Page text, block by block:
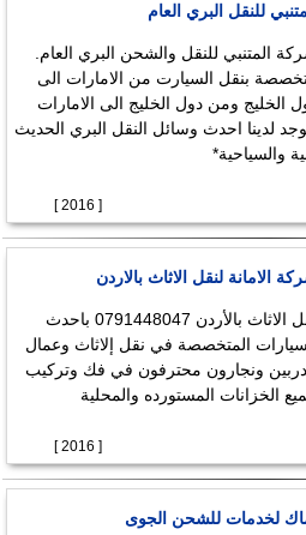
للنقل البري العام
المتنبي للنقل والشحن البري العام.
بنقل السيارت من الامارات الى
الخليج ومن دول الخليج الى الامارات
لدينا احدث وسائل النقل البري الحديث
والسياحية*
[ 2016 ]
الامانة لنقل الاثاث بالاردن
نقل الاثاث بالأردن 0791448047 باحدث
المتخصصة في نقل إلاثاث وعمال
ونجارون محترفون في فك وتركيب
الخزانات المستورده والمحلية
[ 2016 ]
لخدمات للشحن الجوى